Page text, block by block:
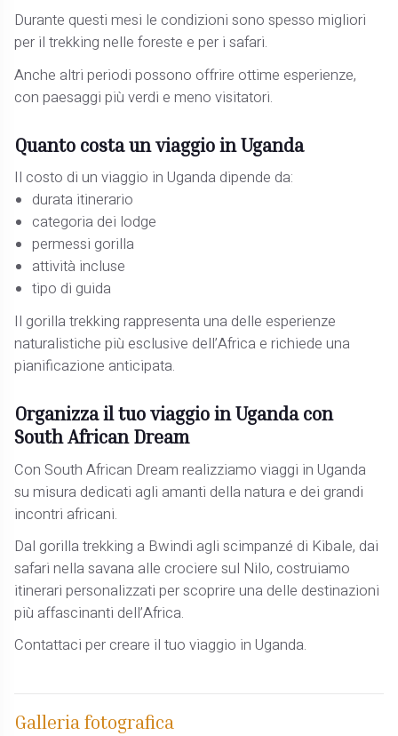
Durante questi mesi le condizioni sono spesso migliori
per il trekking nelle foreste e per i safari.
Anche altri periodi possono offrire ottime esperienze,
con paesaggi più verdi e meno visitatori.
Quanto costa un viaggio in Uganda
Il costo di un viaggio in Uganda dipende da:
durata itinerario
categoria dei lodge
permessi gorilla
attività incluse
tipo di guida
Il gorilla trekking rappresenta una delle esperienze
naturalistiche più esclusive dell’Africa e richiede una
pianificazione anticipata.
Organizza il tuo viaggio in Uganda con
South African Dream
Con South African Dream realizziamo viaggi in Uganda
su misura dedicati agli amanti della natura e dei grandi
incontri africani.
Dal gorilla trekking a Bwindi agli scimpanzé di Kibale, dai
safari nella savana alle crociere sul Nilo, costruiamo
itinerari personalizzati per scoprire una delle destinazioni
più affascinanti dell’Africa.
Contattaci per creare il tuo viaggio in Uganda.
Galleria fotografica